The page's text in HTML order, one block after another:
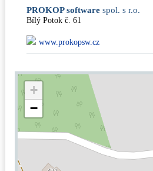
PROKOP software spol. s r.o.
Bílý Potok č. 61
www.prokopsw.cz
+
−